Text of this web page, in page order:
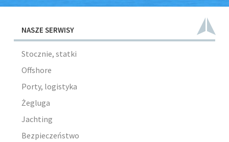
NASZE SERWISY
Stocznie, statki
Offshore
Porty, logistyka
Żegluga
Jachting
Bezpieczeństwo